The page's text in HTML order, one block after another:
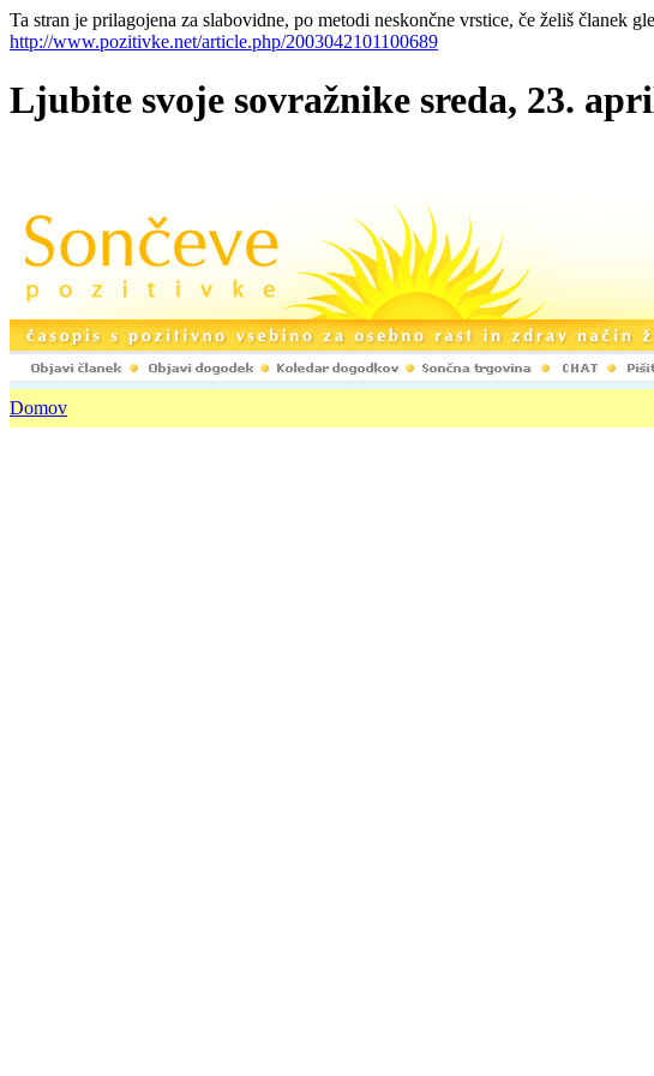
Ta stran je prilagojena za slabovidne, po metodi neskončne vrstice, če želiš članek
http://www.pozitivke.net/article.php/2003042101100689
Ljubite svoje sovražnike sreda, 23.
Domov